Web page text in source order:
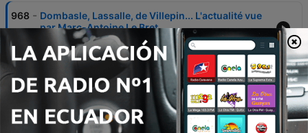
968 - Dombasle, Lassalle, de Villepin... L'actualité vue
par Marc-Antoine Le Bret
26 jun. 2026
967
Mika et Jean-Alphonse Richard suivent la Coupe
du monde
25 jun. 2026
966 -
IMITATIONS - Castex, Ladesou, Bigard...